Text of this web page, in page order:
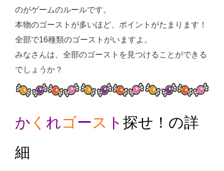
のがゲームのルールです。
本物のゴーストが多いほど、ポイントがたまります！
全部で16種類のゴーストがいますよ。
みなさんは、全部のゴーストを見つけることができる
でしょうか？
か く れゴース ト 探せ！の詳
細